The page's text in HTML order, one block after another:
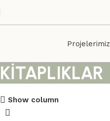
Projelerimiz
KİTAPLIKLAR
Show column